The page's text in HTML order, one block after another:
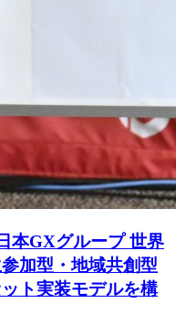
本GXグループ 世界
加型・地域共創型
ト実装モデルを構